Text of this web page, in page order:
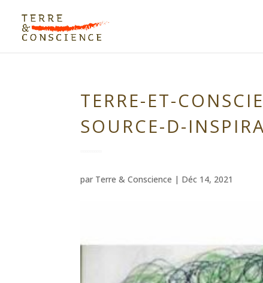
TERRE-ET-
SOURCE-D-
par Terre & Conscience | Déc 14, 2021